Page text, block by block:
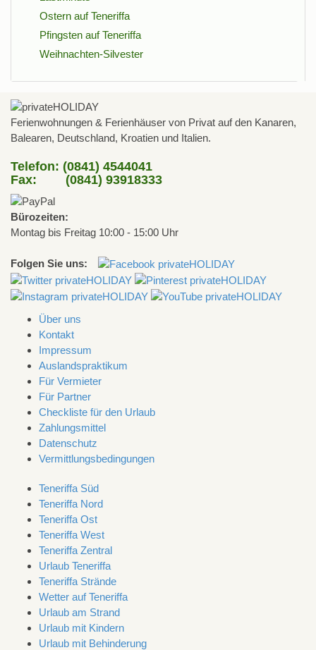
Ostern auf Teneriffa
Pfingsten auf Teneriffa
Weihnachten-Silvester
Ferienwohnungen & Ferienhäuser von Privat auf den Kanaren,
Balearen, Deutschland, Kroatien und Italien.
Telefon: (0841) 4544041
Fax: (0841) 93918333
Bürozeiten:
Montag bis Freitag 10:00 - 15:00 Uhr
Folgen Sie uns:
Über uns
Kontakt
Impressum
Auslandspraktikum
Für Vermieter
Für Partner
Checkliste für den Urlaub
Zahlungsmittel
Datenschutz
Vermittlungsbedingungen
Teneriffa Süd
Teneriffa Nord
Teneriffa Ost
Teneriffa West
Teneriffa Zentral
Urlaub Teneriffa
Teneriffa Strände
Wetter auf Teneriffa
Urlaub am Strand
Urlaub mit Kindern
Urlaub mit Behinderung